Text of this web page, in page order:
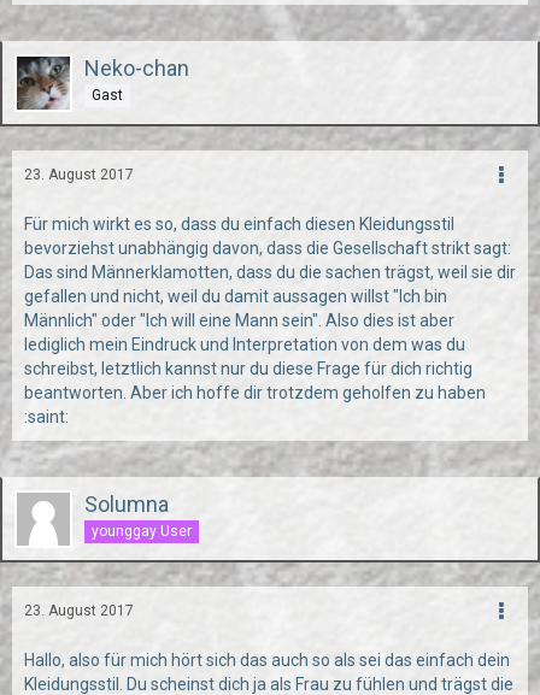
Neko-chan
Gast
23. August 2017
Für mich wirkt es so, dass du einfach diesen Kleidungsstil
bevorziehst unabhängig davon, dass die Gesellschaft strikt sagt:
Das sind Männerklamotten, dass du die sachen trägst, weil sie dir
gefallen und nicht, weil du damit aussagen willst "Ich bin
Männlich" oder "Ich will eine Mann sein". Also dies ist aber
lediglich mein Eindruck und Interpretation von dem was du
schreibst, letztlich kannst nur du diese Frage für dich richtig
beantworten. Aber ich hoffe dir trotzdem geholfen zu haben
:saint:
Solumna
younggay User
23. August 2017
Hallo, also für mich hört sich das auch so als sei das einfach dein
Kleidungsstil. Du scheinst dich ja als Frau zu fühlen und trägst die